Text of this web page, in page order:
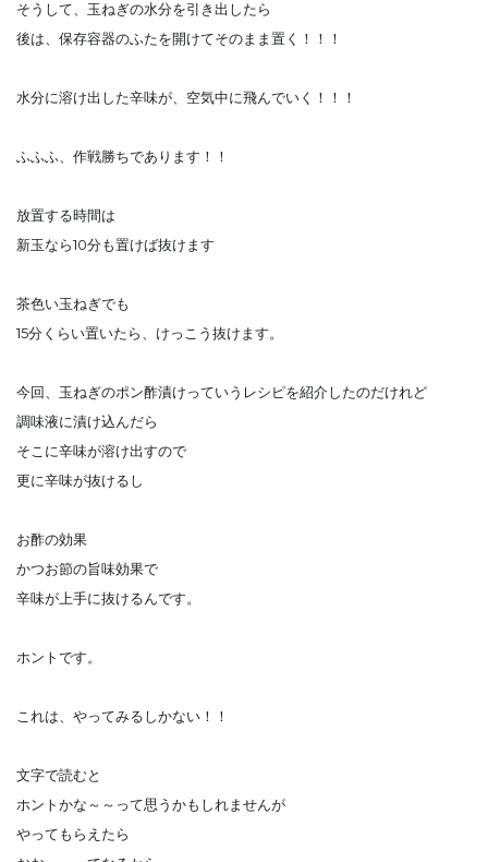
そうして、玉ねぎの水分を引き出したら
後は、保存容器のふたを開けてそのまま置く！！！
水分に溶け出した辛味が、空気中に飛んでいく！！！
ふふふ、作戦勝ちであります！！
放置する時間は
新玉なら10分も置けば抜けます
茶色い玉ねぎでも
15分くらい置いたら、けっこう抜けます。
今回、玉ねぎのポン酢漬けっていうレシピを紹介したのだけれど
調味液に漬け込んだら
そこに辛味が溶け出すので
更に辛味が抜けるし
お酢の効果
かつお節の旨味効果で
辛味が上手に抜けるんです。
ホントです。
これは、やってみるしかない！！
文字で読むと
ホントかな～～って思うかもしれませんが
やってもらえたら